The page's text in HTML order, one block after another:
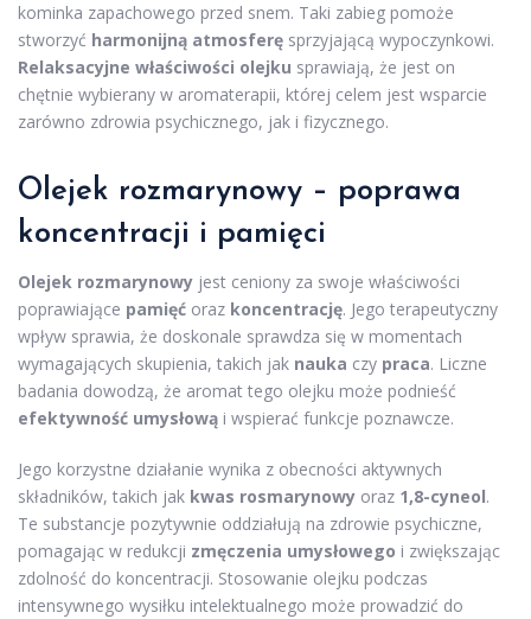
kominka zapachowego przed snem. Taki zabieg pomoże
stworzyć harmonijną atmosferę sprzyjającą wypoczynkowi.
Relaksacyjne właściwości olejku sprawiają, że jest on
chętnie wybierany w aromaterapii, której celem jest wsparcie
zarówno zdrowia psychicznego, jak i fizycznego.
Olejek rozmarynowy – poprawa
koncentracji i pamięci
Olejek rozmarynowy jest ceniony za swoje właściwości
poprawiające pamięć oraz koncentrację. Jego terapeutyczny
wpływ sprawia, że doskonale sprawdza się w momentach
wymagających skupienia, takich jak nauka czy praca. Liczne
badania dowodzą, że aromat tego olejku może podnieść
efektywność umysłową i wspierać funkcje poznawcze.
Jego korzystne działanie wynika z obecności aktywnych
składników, takich jak kwas rosmarynowy oraz 1,8-cyneol.
Te substancje pozytywnie oddziałują na zdrowie psychiczne,
pomagając w redukcji zmęczenia umysłowego i zwiększając
zdolność do koncentracji. Stosowanie olejku podczas
intensywnego wysiłku intelektualnego może prowadzić do